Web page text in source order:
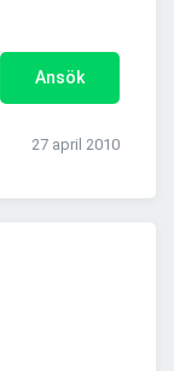
Ansök
27 april 2010